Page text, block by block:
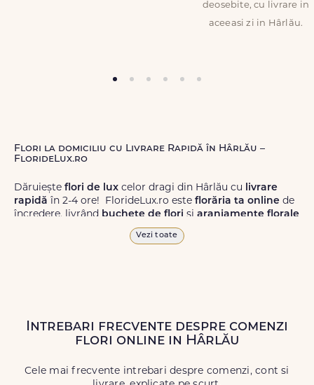
deosebite, cu livrare in
aceeasi zi in Hârlău.
Flori la domiciliu cu Livrare Rapidă în Hârlău –
FlorideLux.ro
Dăruiește flori de lux celor dragi din Hârlău cu livrare
rapidă în 2-4 ore! FlorideLux.ro este florăria ta online de
încredere, livrând buchete de flori și aranjamente florale
de calitate superioară în Hârlău și în toată România.
Livrăm buchete de florichiar și în weekend, pentru ca tu
să poți adresa un gest frumos atunci când ai nevoie.
Vezi toate
Intrebari frecvente despre comenzi
flori online in Hârlău
Cele mai frecvente intrebari despre comenzi, cont si